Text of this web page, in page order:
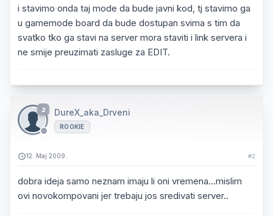
i stavimo onda taj mode da bude javni kod, tj stavimo ga
u gamemode board da bude dostupan svima s tim da
svatko tko ga stavi na server mora staviti i link servera i
ne smije preuzimati zasluge za EDIT.
2 DureX_aka_Drveni
ROOKIE
12. Maj 2009. #2
dobra ideja samo neznam imaju li oni vremena...mislim
ovi novokompovani jer trebaju jos sredivati server..